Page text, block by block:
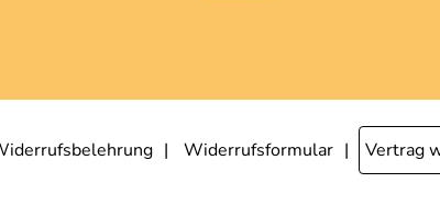
Widerrufsformular Vertrag